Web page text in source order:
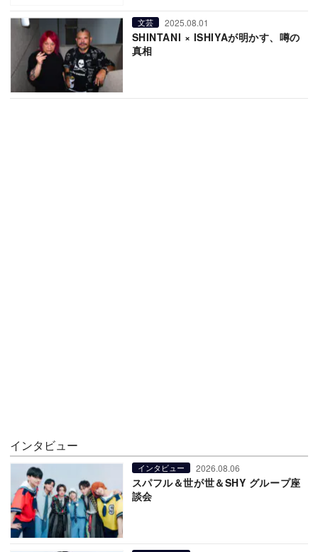
文芸 2025.08.01
SHINTANI × ISHIYAが明かす、噂の
真相
インタビュー
インタビュー 2026.08.06
スパフル＆世が世＆SHY グループ座
談会